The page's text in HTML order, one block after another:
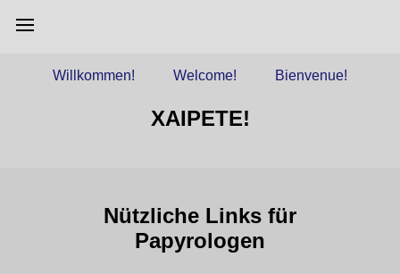
Willkommen! Welcome! Bienvenue!
XAIPETE!
Home
Nützliche Links für
Papyrologen